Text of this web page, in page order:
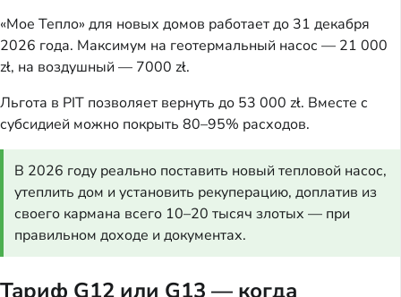
«Мое Тепло» для новых домов работает до 31 декабря
2026 года. Максимум на геотермальный насос — 21 000
zł, на воздушный — 7000 zł.
Льгота в PIT позволяет вернуть до 53 000 zł. Вместе с
субсидией можно покрыть 80–95% расходов.
В 2026 году реально поставить новый тепловой насос,
утеплить дом и установить рекуперацию, доплатив из
своего кармана всего 10–20 тысяч злотых — при
правильном доходе и документах.
Тариф G12 или G13 — когда